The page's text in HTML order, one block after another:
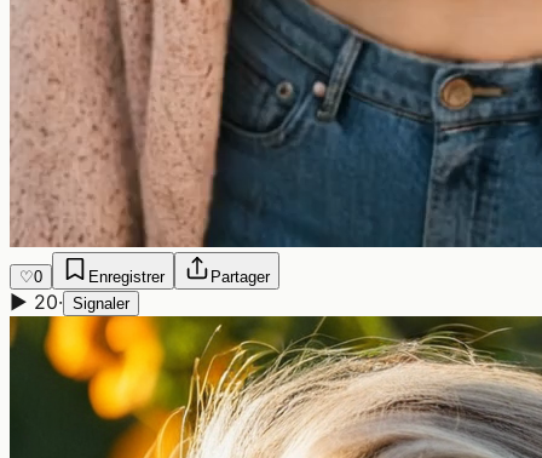
♡0 Enregistrer Partager
▶ 20· Signaler